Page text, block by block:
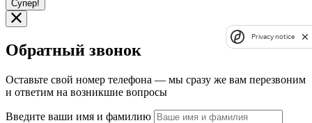
Супер!
Обратный звонок
Оставьте свой номер телефона — мы сразу же вам перезвоним
и ответим на возникшие вопросы
Введите ваши имя и фамилию
Privacy notice